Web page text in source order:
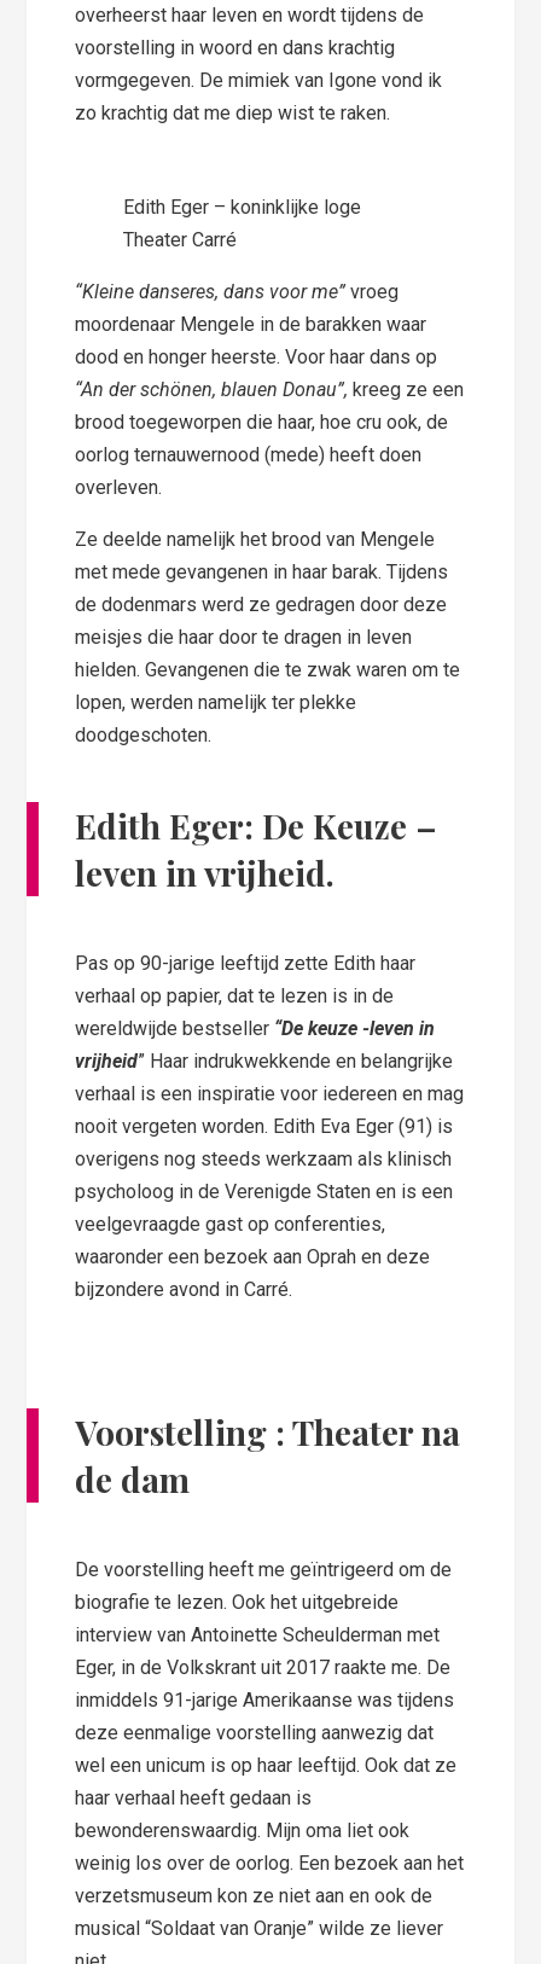
overheerst haar leven en wordt tijdens de
voorstelling in woord en dans krachtig
vormgegeven. De mimiek van Igone vond ik
zo krachtig dat me diep wist te raken.
Edith Eger – koninklijke loge
Theater Carré
“Kleine danseres, dans voor me” vroeg
moordenaar Mengele in de barakken waar
dood en honger heerste. Voor haar dans op
“An der schönen, blauen Donau”, kreeg ze een
brood toegeworpen die haar, hoe cru ook, de
oorlog ternauwernood (mede) heeft doen
overleven.
Ze deelde namelijk het brood van Mengele
met mede gevangenen in haar barak. Tijdens
de dodenmars werd ze gedragen door deze
meisjes die haar door te dragen in leven
hielden. Gevangenen die te zwak waren om te
lopen, werden namelijk ter plekke
doodgeschoten.
Edith Eger: De Keuze –
leven in vrijheid.
Pas op 90-jarige leeftijd zette Edith haar
verhaal op ­papier, dat te lezen is in de
wereldwijde bestseller “De keuze -leven in
vrijheid” Haar indrukwekkende en belangrijke
verhaal is een inspiratie voor iedereen en mag
nooit vergeten worden. Edith Eva Eger (91) is
overigens nog steeds werkzaam als klinisch
psycholoog in de Verenigde Staten en is een
veelgevraagde gast op conferenties,
waaronder een bezoek aan Oprah en deze
bijzondere avond in Carré.
Voorstelling : Theater na
de dam
De voorstelling heeft me geïntrigeerd om de
biografie te lezen. Ook het uitgebreide
interview van Antoinette Scheulderman met
Eger, in de Volkskrant uit 2017 raakte me. De
inmiddels 91-jarige Amerikaanse was tijdens
deze eenmalige voorstelling aanwezig dat
wel een unicum is op haar leeftijd. Ook dat ze
haar verhaal heeft gedaan is
bewonderenswaardig. Mijn oma liet ook
weinig los over de oorlog. Een bezoek aan het
verzetsmuseum kon ze niet aan en ook de
musical “Soldaat van Oranje” wilde ze liever